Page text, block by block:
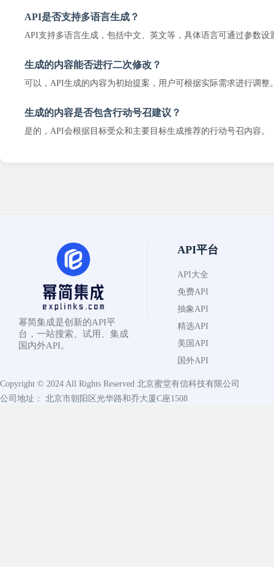
API是否支持多语言生成？
API支持多语言生成，包括中文、英文等，具体语言可通过参数设
生成的内容能否进行二次修改？
可以，API生成的内容为初始提案，用户可根据实际需求进行调整
生成的内容是否包含行动号召建议？
是的，API会根据目标受众和主要目标生成推荐的行动号召内容。
幂简集成是创新的API平
台，一站搜索、试用、集成
国内外API。
API平台
API大全
免费API
抽象API
精选API
美国API
国外API
Copyright © 2024 All Rights Reserved 北京蜜堂有信科技有限公司
公司地址： 北京市朝阳区光华路和乔大厦C座1508